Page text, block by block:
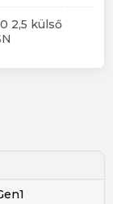
2,5 külső